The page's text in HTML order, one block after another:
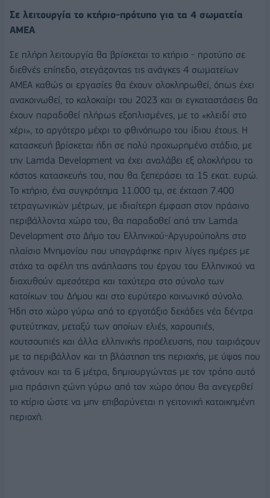
Σε λειτουργία το κτήριο-πρότυπο για τα 4 σωματεία
ΑΜΕΑ
Σε πλήρη λειτουργία θα βρίσκεται το κτήριο - προτύπο σε
διεθνές επίπεδο, στεγάζοντας τις ανάγκες 4 σωματείων
ΑΜΕΑ καθώς οι εργασίες θα έχουν ολοκληρωθεί, όπως έχει
ανακοινωθεί, το καλοκαίρι του 2023 και οι εγκαταστάσεις θα
έχουν παραδοθεί πλήρως εξοπλισμένες, με το «κλειδί στο
χέρι», το αργότερο μέχρι το φθινόπωρο του ίδιου έτους. Η
κατασκευή βρίσκεται ήδη σε πολύ προχωρημένο στάδιο, με
την Lamda Development να έχει αναλάβει εξ ολοκλήρου το
κόστος κατασκευής του, που θα ξεπεράσει τα 15 εκατ. ευρώ.
Το κτήριο, ένα συγκρότημα 11.000 τμ, σε έκταση 7.400
τετραγωνικών μέτρων, με ιδιαίτερη έμφαση στον πράσινο
περιβάλλοντα χώρο του, θα παραδοθεί από την Lamda
Development στο Δήμο του Ελληνικού-Αργυρούπολης στο
πλαίσιο Μνημονίου που υπογράφηκε πριν λίγες ημέρες με
στόχο τα οφέλη της ανάπλασης του έργου του Ελληνικού να
διαχυθούν αμεσότερα και ταχύτερα στο σύνολο των
κατοίκων του Δήμου και στο ευρύτερο κοινωνικό σύνολο.
Ήδη στο χώρο γύρω από το εργοτάξιο δεκάδες νέα δέντρα
φυτεύτηκαν, μεταξύ των οποίων ελιές, χαρουπιές,
κουτσουπιές και άλλα ελληνικής προέλευσης, που ταιριάζουν
με το περιβάλλον και τη βλάστηση της περιοχής, με ύψος που
φτάνουν και τα 6 μέτρα, δημιουργώντας με τον τρόπο αυτό
μια πράσινη ζώνη γύρω από τον χώρο όπου θα ανεγερθεί
το κτίριο ώστε να μην επιβαρύνεται η γειτονική κατοικημένη
περιοχή.